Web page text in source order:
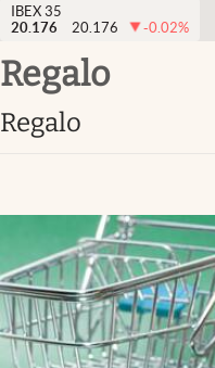
Criptomonedas
España
NOTICIAS
FINANZAS
EURO
IBEX 35
20.176
20.176 -0.02%
Regalo
Regalo